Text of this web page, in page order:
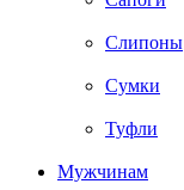
Слипоны
Сумки
Туфли
Мужчинам